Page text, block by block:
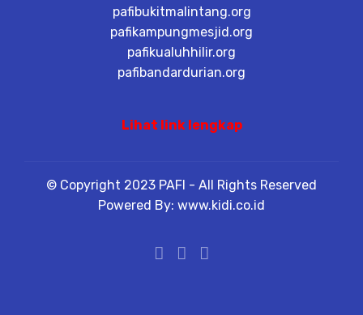
pafibukitmalintang.org
pafikampungmesjid.org
pafikualuhhilir.org
pafibandardurian.org
Lihat link lengkap
© Copyright 2023 PAFI - All Rights Reserved
Powered By: www.kidi.co.id